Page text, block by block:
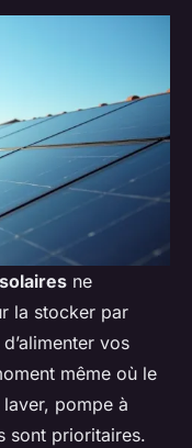
ne
la stocker par
vos
même où le
pompe à
sont prioritaires.